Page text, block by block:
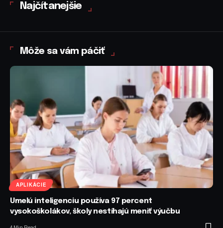
Najčítanejšie
Môže sa vám páčiť
APLIKÁCIE
Umelú inteligenciu používa 97 percent
vysokoškolákov, školy nestíhajú meniť výučbu